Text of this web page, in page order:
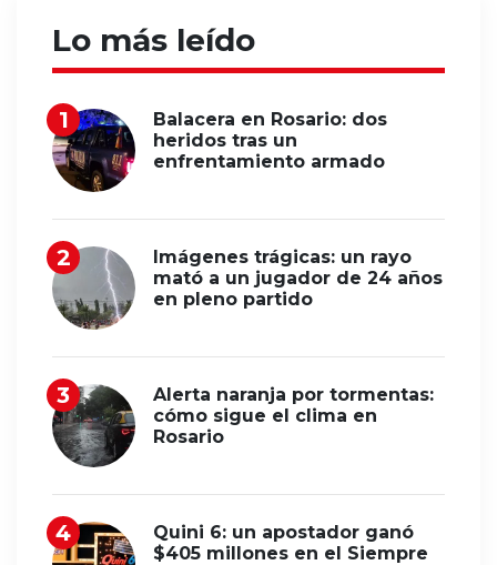
Lo más leído
Balacera en Rosario: dos
heridos tras un
enfrentamiento armado
Imágenes trágicas: un rayo
mató a un jugador de 24 años
en pleno partido
Alerta naranja por tormentas:
cómo sigue el clima en
Rosario
Quini 6: un apostador ganó
$405 millones en el Siempre